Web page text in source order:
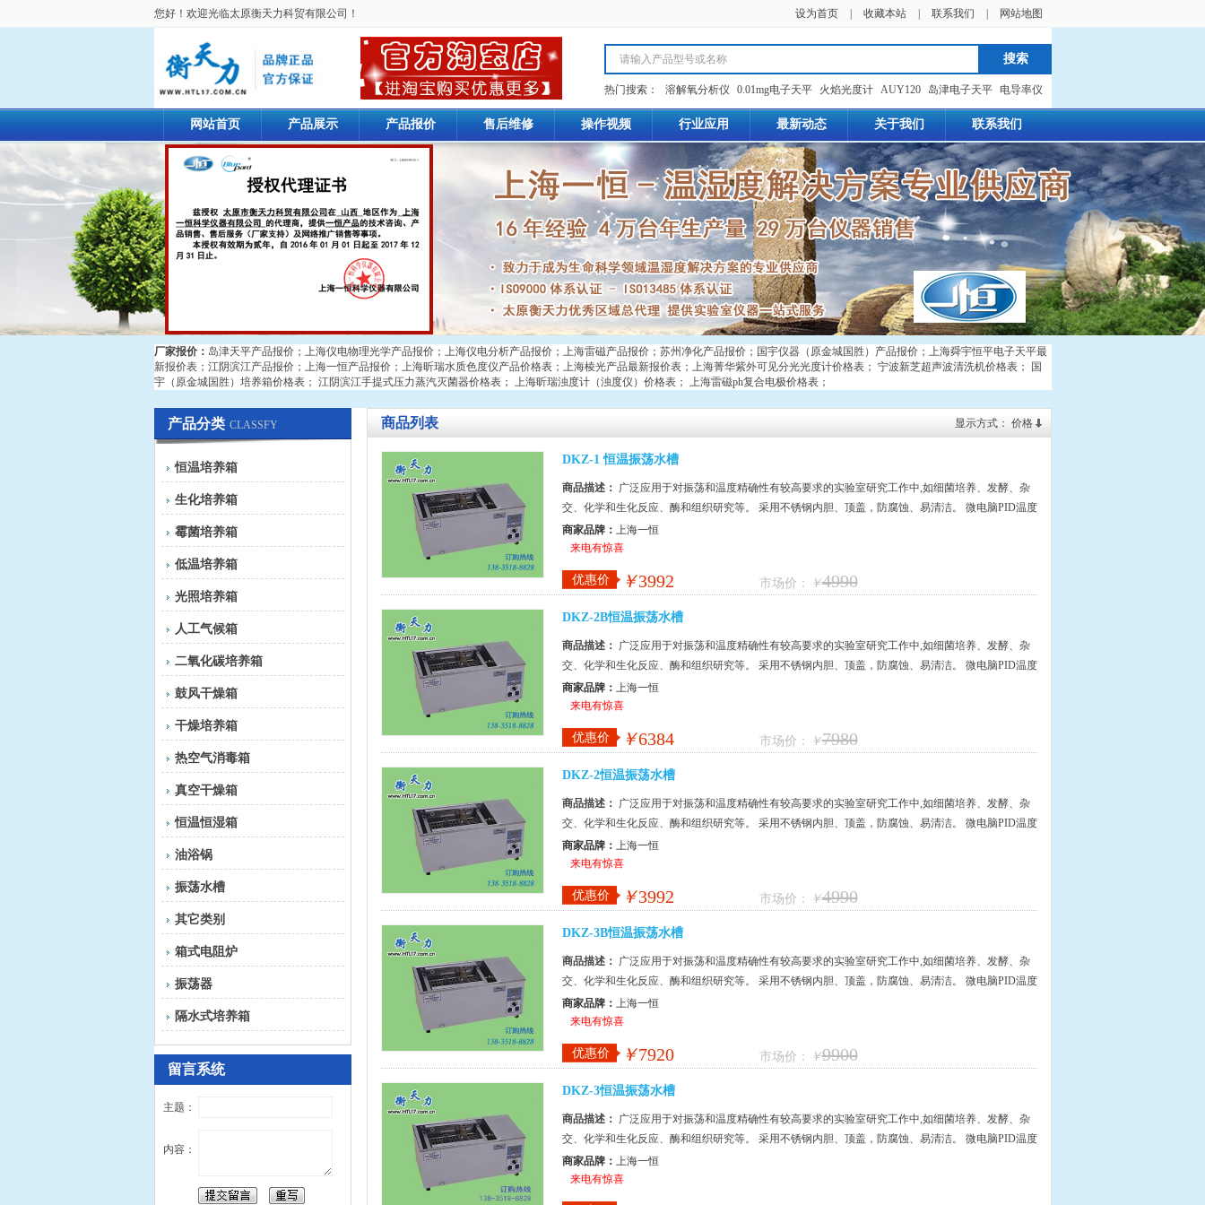
您好！欢迎光临太原衡天力科贸有限公司！ 设为首页 收藏本站 联系我们 网站地图
热门搜索： 溶解氧分析仪 0.01mg电子天平 火焰光度计 AUY120 岛津电子天平 电导率仪
网站首页 产品展示 产品报价 售后维修 操作视频 行业应用 最新动态 关于我们 联系我们
厂家报价： 岛津天平产品报价； 上海仪电物理光学产品报价； 上海仪电分析产品报价； 上海雷磁产品报价； 苏州净化产品报价； 国宇仪器（原金城国胜）产品报价； 上海舜宇恒平电子天平最
新报价表； 江阴滨江产品报价； 上海一恒产品报价； 上海昕瑞水质色度仪产品价格表； 上海棱光产品最新报价表； 上海菁华紫外可见分光光度计价格表； 宁波新芝超声波清洗机价格表；
国
宇（原金城国胜）培养箱价格表； 江阴滨江手提式压力蒸汽灭菌器价格表； 上海昕瑞浊度计（浊度仪）价格表； 上海雷磁ph复合电极价格表；
产品分类 CLASSFY
恒温培养箱
生化培养箱
霉菌培养箱
低温培养箱
光照培养箱
人工气候箱
二氧化碳培养箱
鼓风干燥箱
干燥培养箱
热空气消毒箱
真空干燥箱
恒温恒湿箱
油浴锅
振荡水槽
其它类别
箱式电阻炉
振荡器
隔水式培养箱
留言系统
主题：
内容：
显示方式： 价格
商品列表
DKZ-1 恒温振荡水槽
商品描述： 广泛应用于对振荡和温度精确性有较高要求的实验室研究工作中,如细菌培养、发酵、杂
交、化学和生化反应、酶和组织研究等。 采用不锈钢内胆、顶盖，防腐蚀、易清洁。 微电脑PID温度
控制器，控温精确可靠，带定时。 ...
商家品牌： 上海一恒
来电有惊喜
市场价： ￥4990
优惠价 ￥3992
DKZ-2B恒温振荡水槽
商品描述： 广泛应用于对振荡和温度精确性有较高要求的实验室研究工作中,如细菌培养、发酵、杂
交、化学和生化反应、酶和组织研究等。 采用不锈钢内胆、顶盖，防腐蚀、易清洁。 微电脑PID温度
控制器，控温精确可靠，带定时。 ...
商家品牌： 上海一恒
来电有惊喜
市场价： ￥7980
优惠价 ￥6384
DKZ-2恒温振荡水槽
商品描述： 广泛应用于对振荡和温度精确性有较高要求的实验室研究工作中,如细菌培养、发酵、杂
交、化学和生化反应、酶和组织研究等。 采用不锈钢内胆、顶盖，防腐蚀、易清洁。 微电脑PID温度
控制器，控温精确可靠，带定时。 ...
商家品牌： 上海一恒
来电有惊喜
市场价： ￥4990
优惠价 ￥3992
DKZ-3B恒温振荡水槽
商品描述： 广泛应用于对振荡和温度精确性有较高要求的实验室研究工作中,如细菌培养、发酵、杂
交、化学和生化反应、酶和组织研究等。 采用不锈钢内胆、顶盖，防腐蚀、易清洁。 微电脑PID温度
控制器，控温精确可靠，带定时。 ...
商家品牌： 上海一恒
来电有惊喜
市场价： ￥9900
优惠价 ￥7920
DKZ-3恒温振荡水槽
商品描述： 广泛应用于对振荡和温度精确性有较高要求的实验室研究工作中,如细菌培养、发酵、杂
交、化学和生化反应、酶和组织研究等。 采用不锈钢内胆、顶盖，防腐蚀、易清洁。 微电脑PID温度
控制器，控温精确可靠，带定时。 ...
商家品牌： 上海一恒
来电有惊喜